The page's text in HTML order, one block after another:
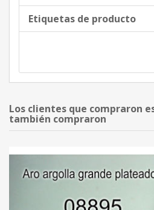
Etiquetas de producto
Los clientes que compraron
también compraron